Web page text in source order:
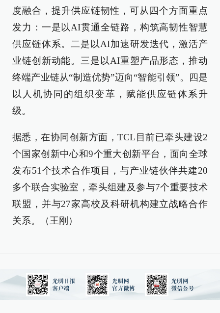
度融合，提升供应链韧性，可从四个方面重点
发力：一是以AI贯通全链路，构筑高韧性智慧
供应链体系。二是以AI加速研发迭代，激活产
业链创新动能。三是以AI重塑产品形态，推动
终端产业链从“制造优势”迈向“智能引领”。四是
以人机协同的组织变革，赋能供应链体系升
级。
据悉，在协同创新方面，TCL目前已牵头建设2
个国家创新中心和9个重大创新平台，面向全球
发布51个技术合作项目，与产业链伙伴共建20
多个联合实验室，牵头组建及参与7个重要技术
联盟，并与27家高校及科研机构建立战略合作
关系。（王刚）